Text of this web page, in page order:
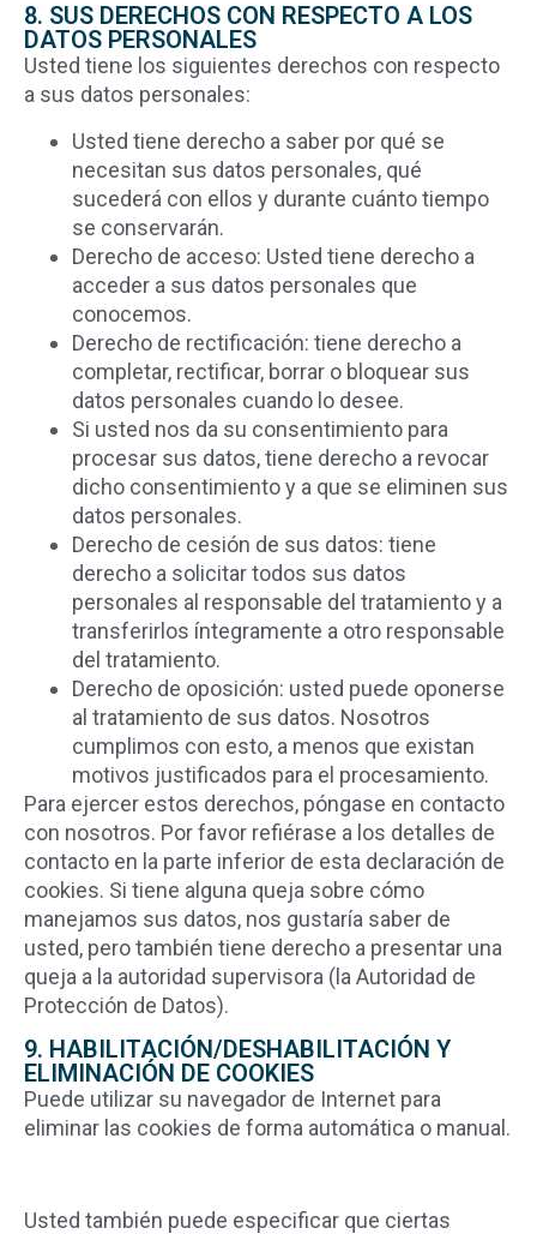
8. SUS DERECHOS CON RESPECTO A LOS
DATOS PERSONALES
Usted tiene los siguientes derechos con respecto
a sus datos personales:
Usted tiene derecho a saber por qué se
necesitan sus datos personales, qué
sucederá con ellos y durante cuánto tiempo
se conservarán.
Derecho de acceso: Usted tiene derecho a
acceder a sus datos personales que
conocemos.
Derecho de rectificación: tiene derecho a
completar, rectificar, borrar o bloquear sus
datos personales cuando lo desee.
Si usted nos da su consentimiento para
procesar sus datos, tiene derecho a revocar
dicho consentimiento y a que se eliminen sus
datos personales.
Derecho de cesión de sus datos: tiene
derecho a solicitar todos sus datos
personales al responsable del tratamiento y a
transferirlos íntegramente a otro responsable
del tratamiento.
Derecho de oposición: usted puede oponerse
al tratamiento de sus datos. Nosotros
cumplimos con esto, a menos que existan
motivos justificados para el procesamiento.
Para ejercer estos derechos, póngase en contacto
con nosotros. Por favor refiérase a los detalles de
contacto en la parte inferior de esta declaración de
cookies. Si tiene alguna queja sobre cómo
manejamos sus datos, nos gustaría saber de
usted, pero también tiene derecho a presentar una
queja a la autoridad supervisora (la Autoridad de
Protección de Datos).
9. HABILITACIÓN/DESHABILITACIÓN Y
ELIMINACIÓN DE COOKIES
Puede utilizar su navegador de Internet para
eliminar las cookies de forma automática o manual.
Usted también puede especificar que ciertas